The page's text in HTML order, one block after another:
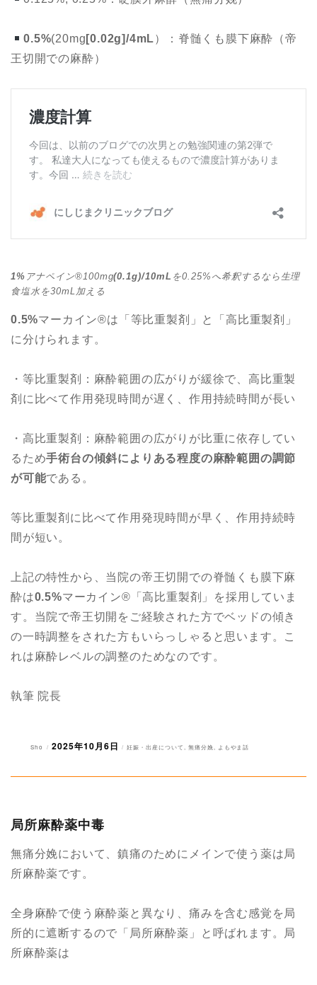
0.5%(20mg [0.02g]/4mL）：脊髄くも膜下麻酔（帝
王切開での麻酔）
1% アナペイン®︎100mg(0.1g)/10mL を0.25%へ希釈するなら生理
食塩水を30mL加える
0.5%マーカイン®︎は「等比重製剤」と「高比重製剤」
に分けられます。
・等比重製剤：麻酔範囲の広がりが緩徐で、高比重製
剤に比べて作用発現時間が遅く、作用持続時間が長い
・高比重製剤：麻酔範囲の広がりが比重に依存してい
るため手術台の傾斜によりある程度の麻酔範囲の調節
が可能である。
等比重製剤に比べて作用発現時間が早く、作用持続時
間が短い。
上記の特性から、当院の帝王切開での脊髄くも膜下麻
酔は0.5%マーカイン®︎「高比重製剤」を採用していま
す。当院で帝王切開をご経験された方でベッドの傾き
の一時調整をされた方もいらっしゃると思います。こ
れは麻酔レベルの調整のためなのです。
執筆 院長
投
Sho
投
2025年10月6日
カ
妊娠・出産について, 無痛分娩, よもやま話
局所麻酔薬中毒
無痛分娩において、鎮痛のためにメインで使う薬は局
所麻酔薬です。
全身麻酔で使う麻酔薬と異なり、痛みを含む感覚を局
所的に遮断するので「局所麻酔薬」と呼ばれます。局
所麻酔薬は